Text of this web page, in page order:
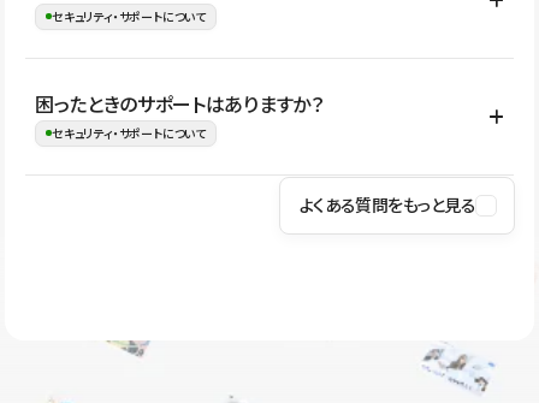
ことで、デザインを崩しにくい状態で運用できます。 さらにコン
ながらレイアウトに影響を与えずに更新作業を進めやすくなりま
す。
セキュリティ・サポートについて
Studioでは、公開サイトやサービスを安全に利用できるよう、通信
の暗号化、データ保護、アクセス管理、脆弱性対策など、複数の観
はSSL/TLSによる通信暗号化に対応しており、悪質なスクリプトの
困ったときのサポートはありますか？
セキュリティ・サポートについて
操作方法や機能については、ヘルプセンターでご確認いただけま
ユーザー同士で質問・相談できるコミュニティもご利用ください。
よくある質問をもっと見る